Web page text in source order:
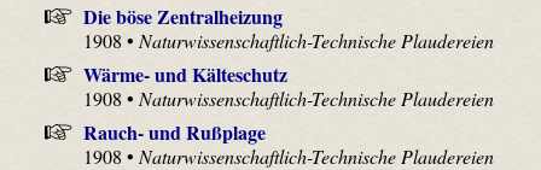
Die böse Zentralheizung
1908 • Naturwissenschaftlich-Technische Plaudereien
Wärme- und Kälteschutz
1908 • Naturwissenschaftlich-Technische Plaudereien
Rauch- und Rußplage
1908 • Naturwissenschaftlich-Technische Plaudereien